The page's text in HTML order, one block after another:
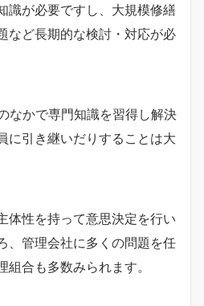
識が必要ですし、大規模修繕
など長期的な検討・対応が必
なかで専門知識を習得し解決
に引き継いだりすることは大
体性を持って意思決定を行い
、管理会社に多くの問題を任
合も多数みられます。